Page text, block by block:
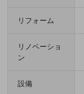
リフォーム
リノベーショ
ン
設備